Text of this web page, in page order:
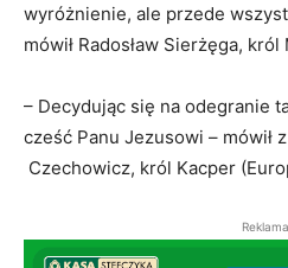
wyróżnienie, ale przede
mówił Radosław Sierżęga,
– Decydując się na odegranie
cześć Panu Jezusowi – mówił
Czechowicz, król Kacper
Reklama